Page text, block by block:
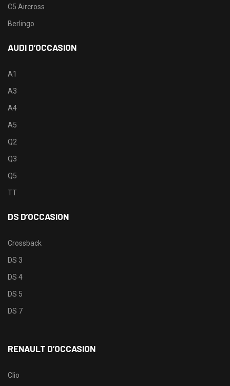
C5 Aircross
Berlingo
AUDI D’OCCASION
A1
A3
A4
A5
Q2
Q3
Q5
TT
DS D’OCCASION
Crossback
DS 3
DS 4
DS 5
DS 7
RENAULT D’OCCASION
Clio